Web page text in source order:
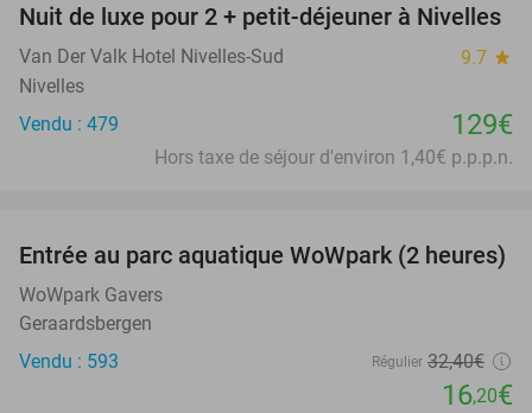
Nuit de luxe pour 2 + petit-déjeuner à Nivelles
Van Der Valk Hotel Nivelles-Sud 9.7 star
Nivelles
Vendu : 479
129€
Hors taxe de séjour d'environ 1,40€ p.p.p.n.
50%
Entrée au parc aquatique WoWpark (2 heures)
WoWpark Gavers
Geraardsbergen
Vendu : 593
Régulier 32,40€
16,20€